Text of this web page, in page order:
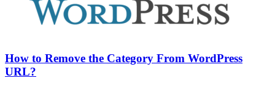
How to Remove the Category From WordPress
URL?